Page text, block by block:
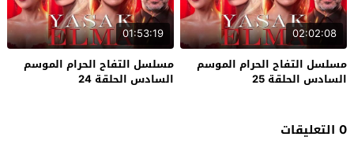
02:02:08
مسلسل التفاح الحرام الموسم
السادس الحلقة 25
01:53:19
مسلسل التفاح الحرام الموسم
السادس الحلقة 24
0 التعليقات